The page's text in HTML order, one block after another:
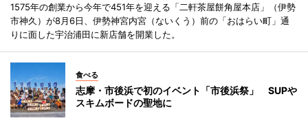
1575年の創業から今年で451年を迎える「二軒茶屋餅角屋本店」（伊勢
市神久）が8月6日、伊勢神宮内宮（ないくう）前の「おはらい町」通
りに面した宇治浦田に新店舗を開業した。
食べる
志摩・市後浜で初のイベント「市後浜祭」 SUPや
スキムボードの聖地に